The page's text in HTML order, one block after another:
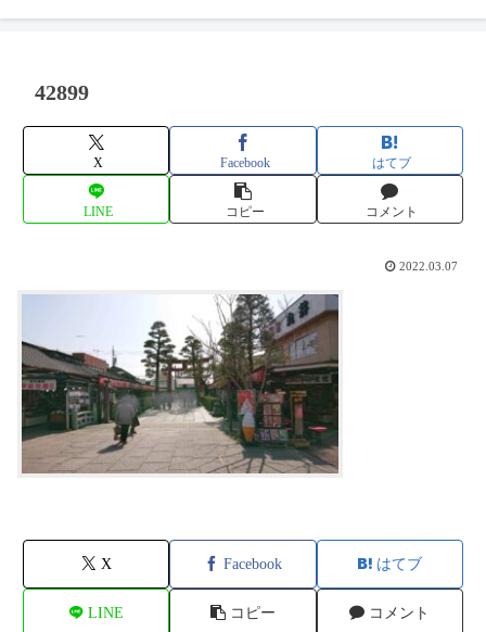
42899
X Facebook はてブ
LINE コピー コメント
2022.03.07
X Facebook はてブ
LINE コピー コメント